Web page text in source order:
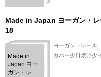
Made in Japan ヨーガン・
18
Made in
Japan ヨー
ガン・レー
ヨーガン・レール
カバー少日焼け